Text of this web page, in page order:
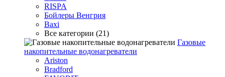
RISPA
Бойлеры Венгрия
Baxi
Все категории (21)
Газовые
накопительные водонагреватели
Ariston
Bradford